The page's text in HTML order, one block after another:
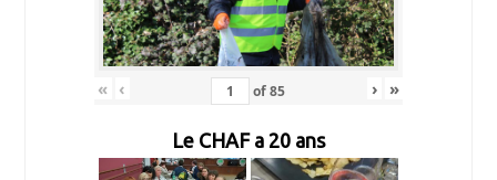
« ‹ of85 › »
Le CHAF a 20 ans